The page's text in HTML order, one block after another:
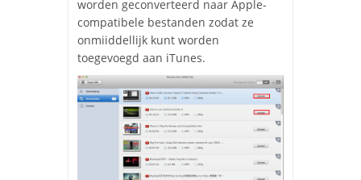
worden geconverteerd naar Apple-
compatibele bestanden zodat ze
onmiiddellijk kunt worden
toegevoegd aan iTunes.